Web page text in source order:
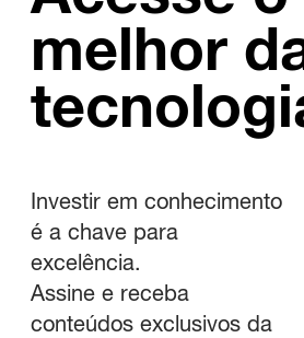
melhor
Investir em conhecimento
é a chave para
excelência.
Assine e receba
conteúdos exclusivos da